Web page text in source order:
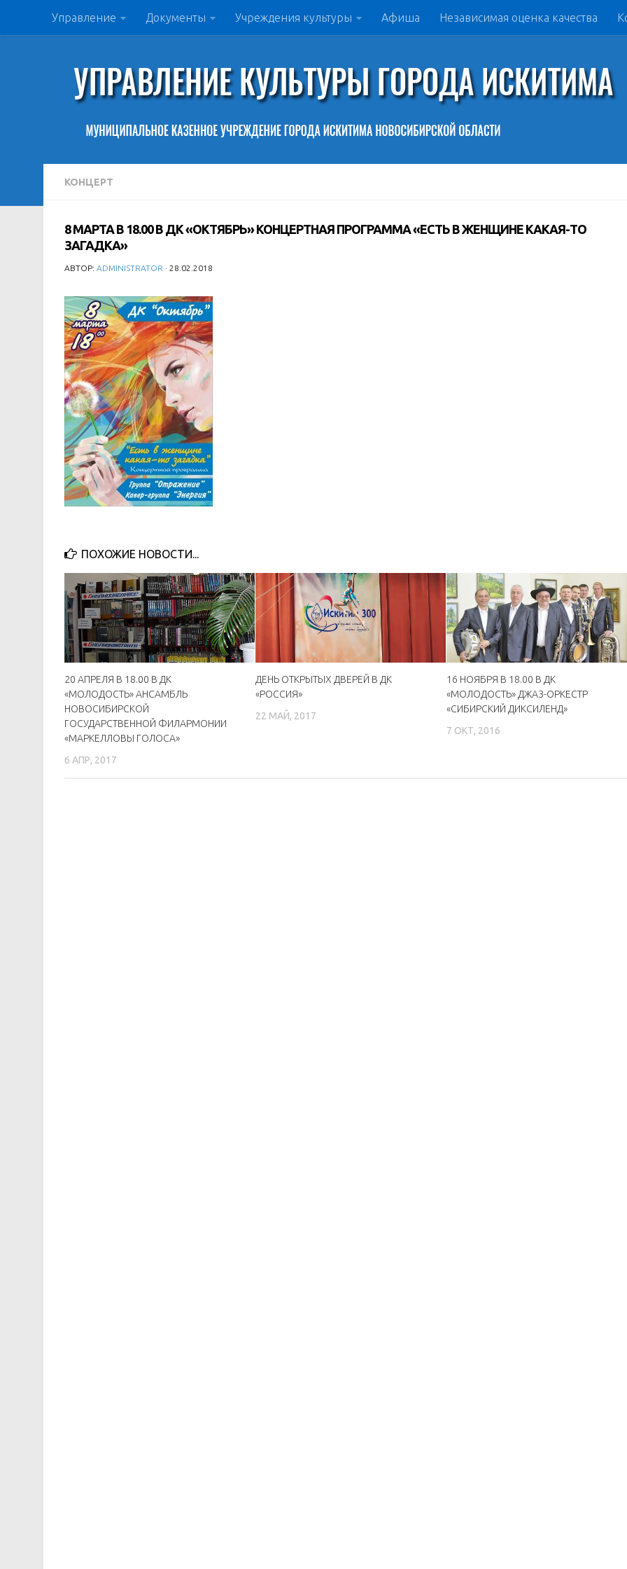
Управление Документы Учреждения культуры Афиша Независимая оценка качества
КОНЦЕРТ
8 МАРТА В 18.00 В ДК «ОКТЯБРЬ» КОНЦЕРТНАЯ ПРОГРАММА «ЕСТЬ В ЖЕНЩИНЕ КАКАЯ-ТО
ЗАГАДКА»
АВТОР: ADMINISTRATOR · 28.02.2018
ПОХОЖИЕ НОВОСТИ...
20 АПРЕЛЯ В 18.00 В ДК
«МОЛОДОСТЬ» АНСАМБЛЬ
НОВОСИБИРСКОЙ
ГОСУДАРСТВЕННОЙ ФИЛАРМОНИИ
«МАРКЕЛЛОВЫ ГОЛОСА»
6 АПР, 2017
ДЕНЬ ОТКРЫТЫХ ДВЕРЕЙ В ДК
«РОССИЯ»
22 МАЙ, 2017
16 НОЯБРЯ В 18.00 В ДК
«МОЛОДОСТЬ» ДЖАЗ-ОРКЕСТР
«СИБИРСКИЙ ДИКСИЛЕНД»
7 ОКТ, 2016